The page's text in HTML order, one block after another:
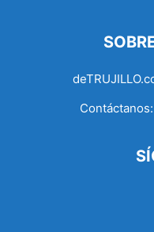
Contáctanos: